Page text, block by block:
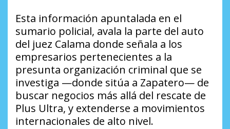
Esta información apuntalada en el
sumario policial, avala la parte del auto
del juez Calama donde señala a los
empresarios pertenecientes a la
presunta organización criminal que se
investiga —donde sitúa a Zapatero— de
buscar negocios más allá del rescate de
Plus Ultra, y extenderse a movimientos
internacionales de alto nivel.